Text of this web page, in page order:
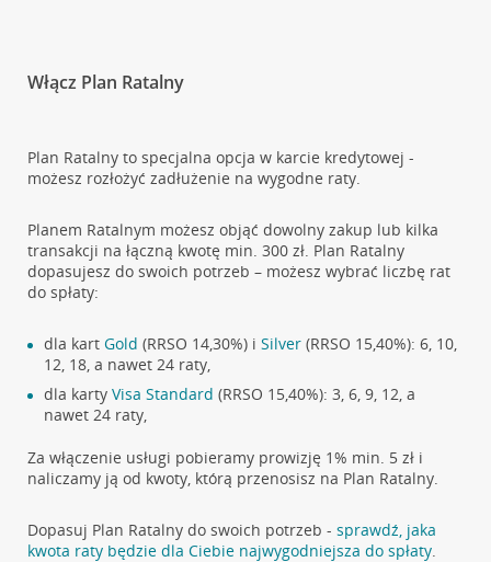
Włącz Plan Ratalny
Plan Ratalny to specjalna opcja w karcie kredytowej -
możesz rozłożyć zadłużenie na wygodne raty.
Planem Ratalnym możesz objąć dowolny zakup lub kilka
transakcji na łączną kwotę min. 300 zł. Plan Ratalny
dopasujesz do swoich potrzeb – możesz wybrać liczbę rat
do spłaty:
dla kart Gold (RRSO 14,30%) i Silver(RRSO 15,40%): 6, 10,
12, 18, a nawet 24 raty,
dla karty Visa Standard (RRSO 15,40%): 3, 6, 9, 12, a
nawet 24 raty,
Za włączenie usługi pobieramy prowizję 1% min. 5 zł i
naliczamy ją od kwoty, którą przenosisz na Plan Ratalny.
Dopasuj Plan Ratalny do swoich potrzeb - sprawdź, jaka
kwota raty będzie dla Ciebie najwygodniejsza do spłaty.